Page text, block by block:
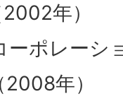
年）
ーポレーシ
年）